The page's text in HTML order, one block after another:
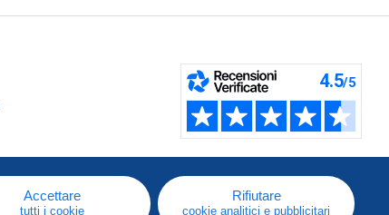
Accettare
tutti i cookie
Rifiutare
cookie analitici e pubblicitari